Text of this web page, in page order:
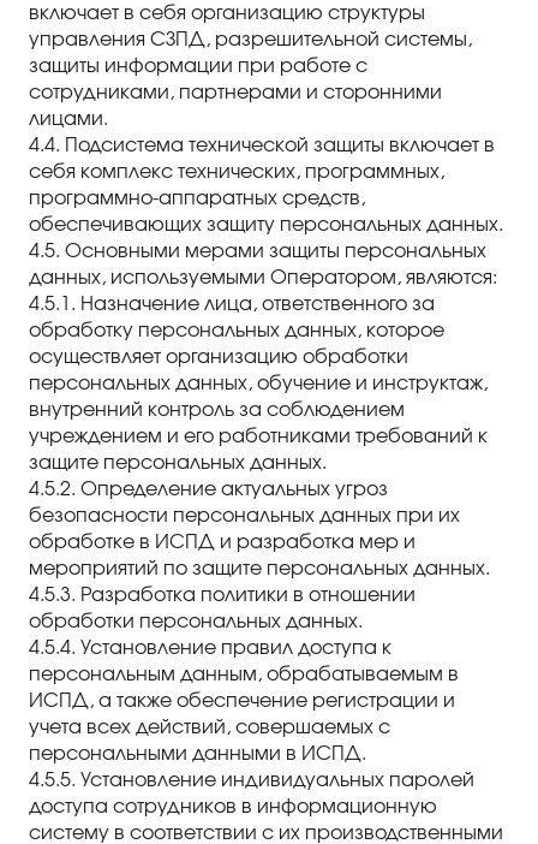
включает в себя организацию структуры
управления СЗПД, разрешительной системы,
защиты информации при работе с
сотрудниками, партнерами и сторонними
лицами.
4.4. Подсистема технической защиты включает в
себя комплекс технических, программных,
программно-аппаратных средств,
обеспечивающих защиту персональных данных.
4.5. Основными мерами защиты персональных
данных, используемыми Оператором, являются:
4.5.1. Назначение лица, ответственного за
обработку персональных данных, которое
осуществляет организацию обработки
персональных данных, обучение и инструктаж,
внутренний контроль за соблюдением
учреждением и его работниками требований к
защите персональных данных.
4.5.2. Определение актуальных угроз
безопасности персональных данных при их
обработке в ИСПД и разработка мер и
мероприятий по защите персональных данных.
4.5.3. Разработка политики в отношении
обработки персональных данных.
4.5.4. Установление правил доступа к
персональным данным, обрабатываемым в
ИСПД, а также обеспечение регистрации и
учета всех действий, совершаемых с
персональными данными в ИСПД.
4.5.5. Установление индивидуальных паролей
доступа сотрудников в информационную
систему в соответствии с их производственными